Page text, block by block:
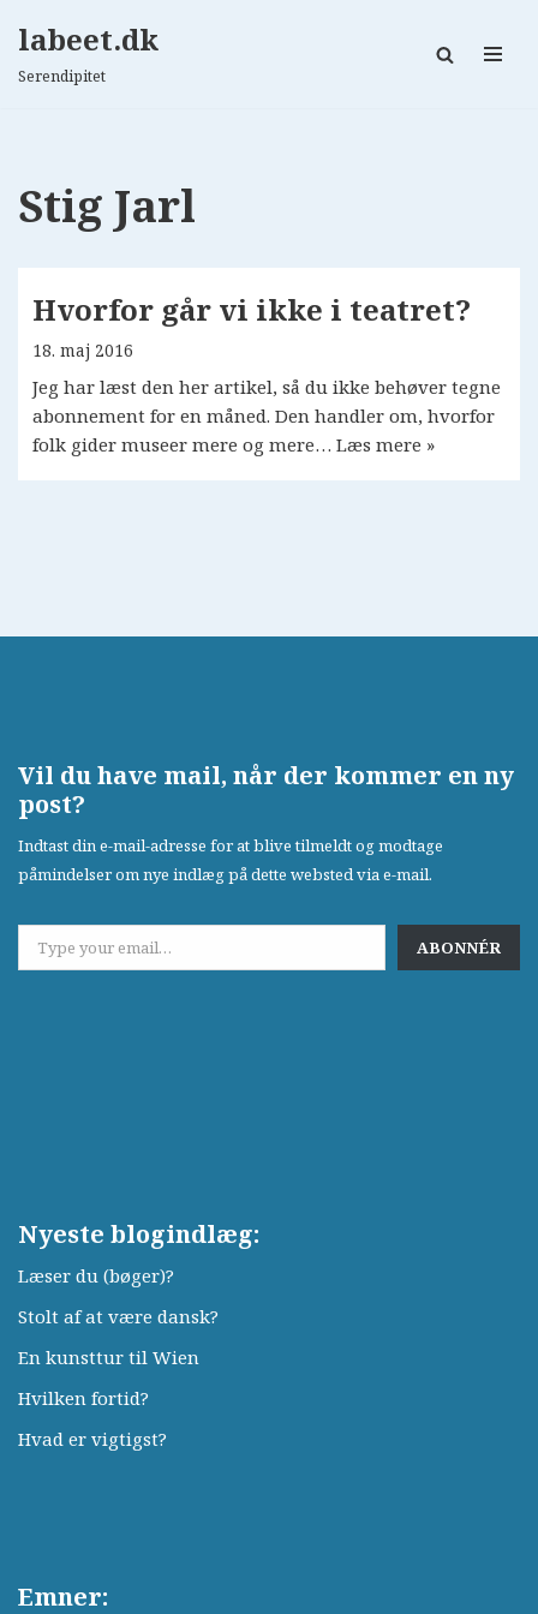
Spring
labeet.dk
Serendipitet
Stig Jarl
Hvorfor går vi ikke i teatret?
18. maj 2016
Jeg har læst den her artikel, så du ikke behøver tegne
abonnement for en måned. Den handler om, hvorfor
folk gider museer mere og mere… Læs mere »
Vil du have mail, når der kommer en ny
post?
Indtast din e-mail-adresse for at blive tilmeldt og modtage
påmindelser om nye indlæg på dette websted via e-mail.
ABONNÉR
Nyeste blogindlæg:
Læser du (bøger)?
Stolt af at være dansk?
En kunsttur til Wien
Hvilken fortid?
Hvad er vigtigst?
Emner: